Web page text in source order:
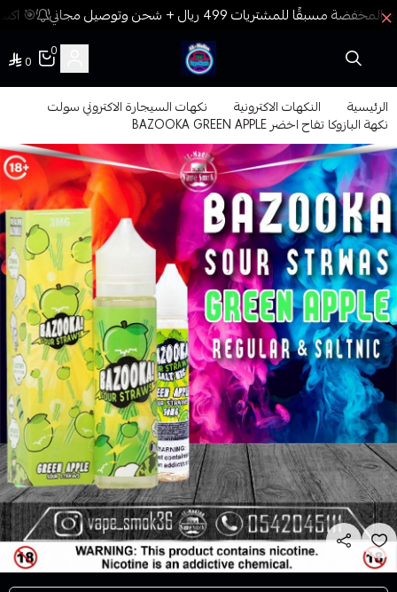
🎯
فيب المدينة
0
0
الرئيسية النكهات الاكترونية نكهات السيجارة الاكتروني سولت
نكهة البازوكا تفاح اخضر BAZOOKA GREEN APPLE